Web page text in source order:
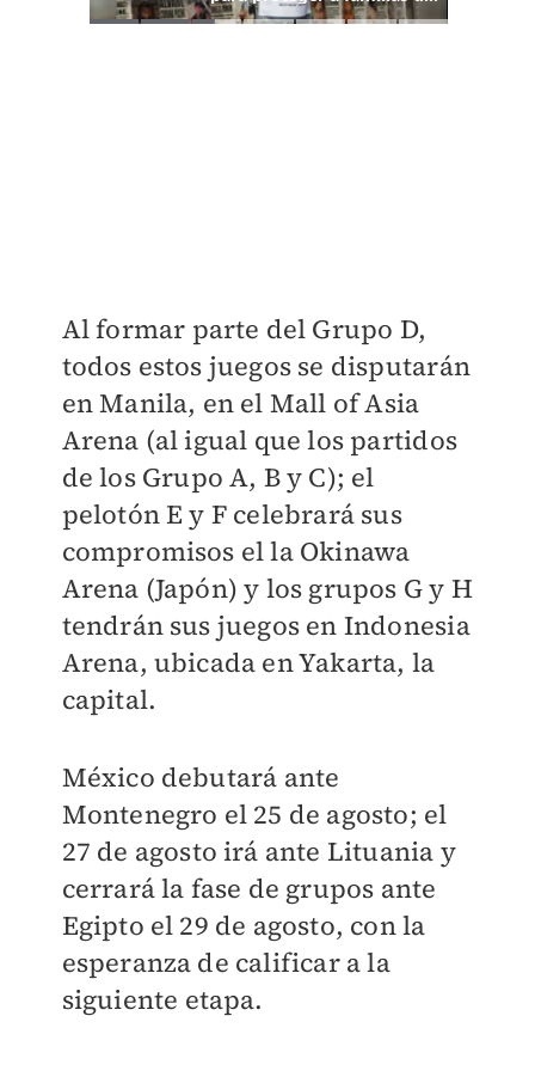
Al formar parte del Grupo D,
todos estos juegos se disputarán
en Manila, en el Mall of Asia
Arena (al igual que los partidos
de los Grupo A, B y C); el
pelotón E y F celebrará sus
compromisos el la Okinawa
Arena (Japón) y los grupos G y H
tendrán sus juegos en Indonesia
Arena, ubicada en Yakarta, la
capital.
México debutará ante
Montenegro el 25 de agosto; el
27 de agosto irá ante Lituania y
cerrará la fase de grupos ante
Egipto el 29 de agosto, con la
esperanza de calificar a la
siguiente etapa.